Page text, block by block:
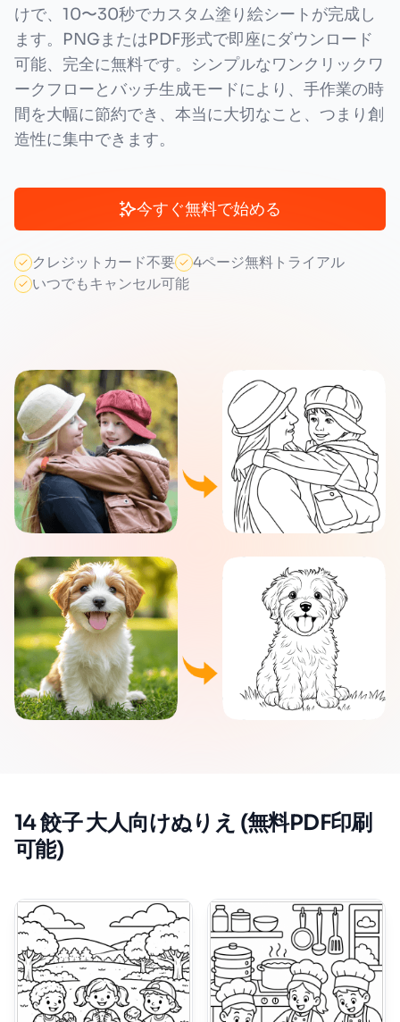
けで、10〜30秒でカスタム塗り絵シートが完成し
ます。PNGまたはPDF形式で即座にダウンロード
可能、完全に無料です。シンプルなワンクリックワ
ークフローとバッチ生成モードにより、手作業の時
間を大幅に節約でき、本当に大切なこと、つまり創
造性に集中できます。
今すぐ無料で始める
クレジットカード不要
4ページ無料トライアル
いつでもキャンセル可能
14 餃子 大人向けぬりえ (無料PDF印刷
可能)